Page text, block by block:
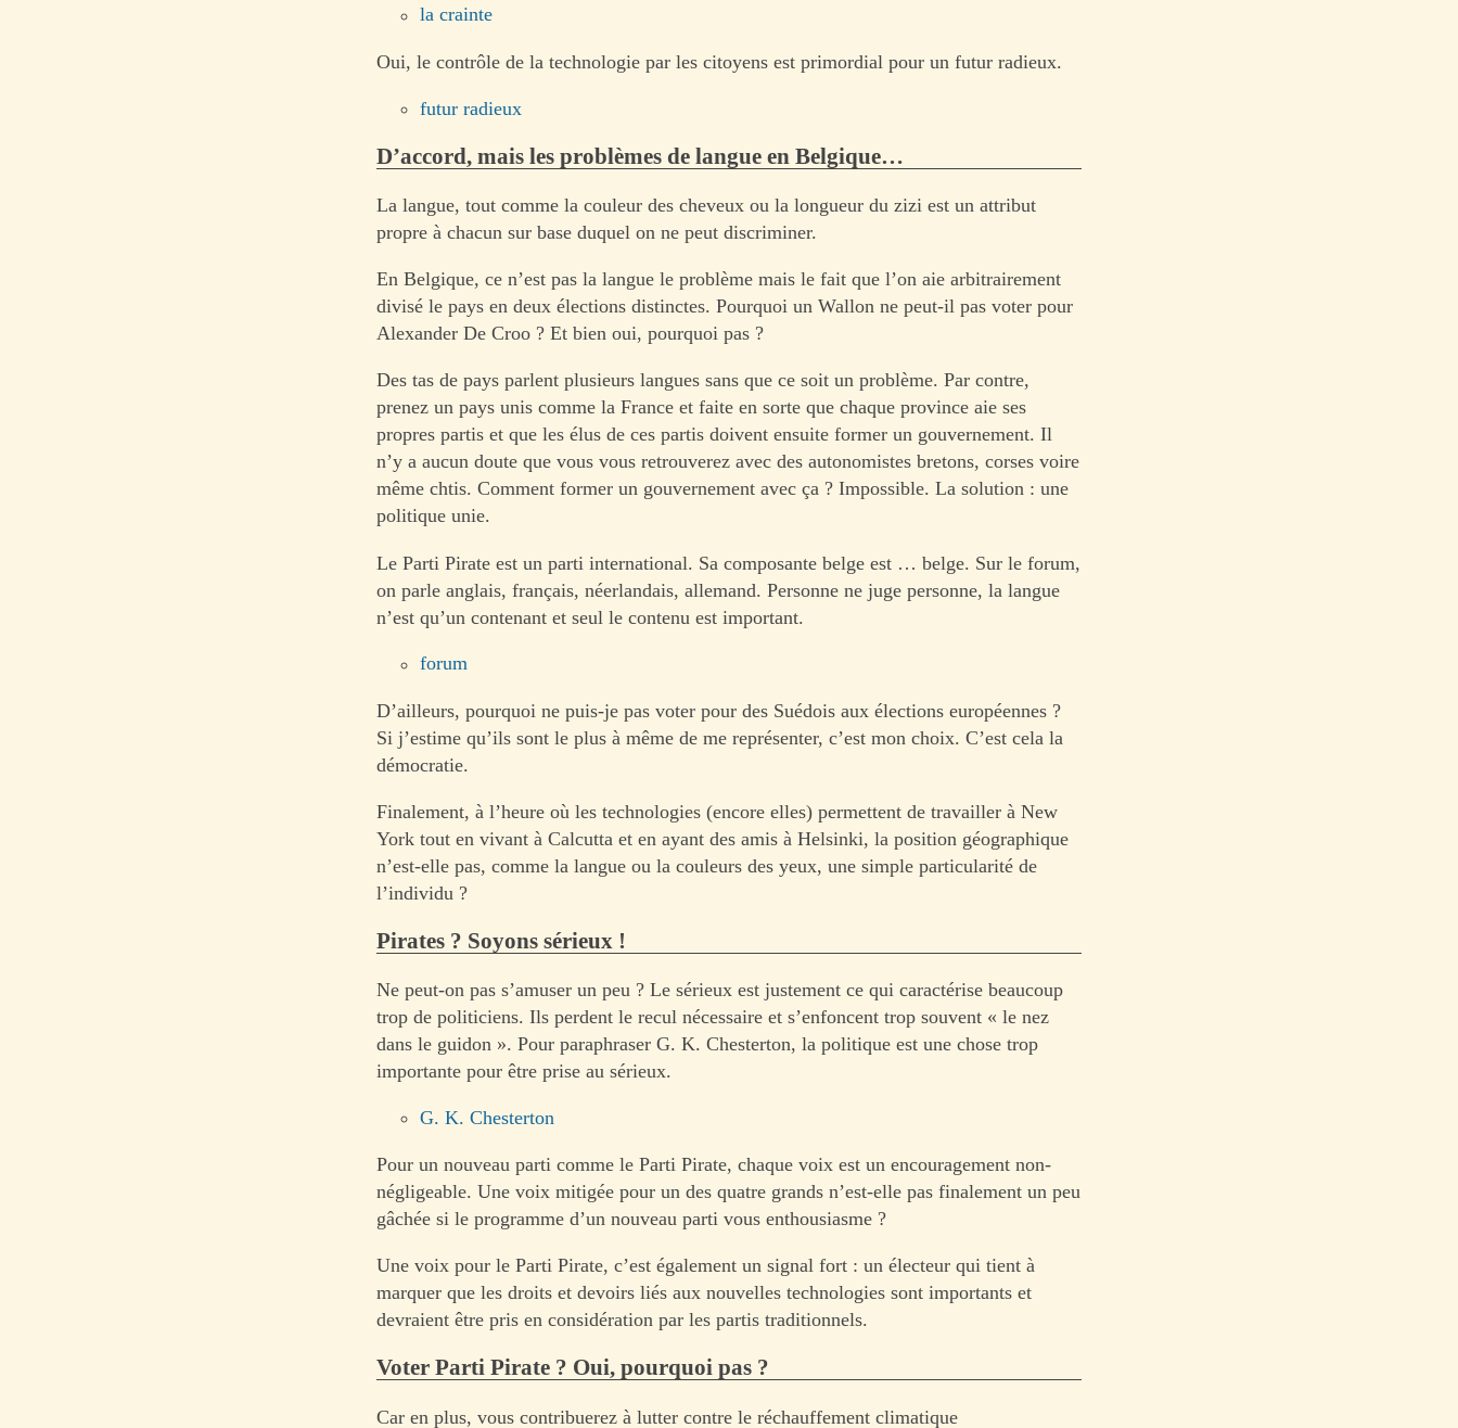
la crainte
Oui, le contrôle de la technologie par les citoyens est primordial pour un futur radieux.
futur radieux
D’accord, mais les problèmes de langue en Belgique…
La langue, tout comme la couleur des cheveux ou la longueur du zizi est un attribut
propre à chacun sur base duquel on ne peut discriminer.
En Belgique, ce n’est pas la langue le problème mais le fait que l’on aie arbitrairement
divisé le pays en deux élections distinctes. Pourquoi un Wallon ne peut-il pas voter pour
Alexander De Croo ? Et bien oui, pourquoi pas ?
Des tas de pays parlent plusieurs langues sans que ce soit un problème. Par contre,
prenez un pays unis comme la France et faite en sorte que chaque province aie ses
propres partis et que les élus de ces partis doivent ensuite former un gouvernement. Il
n’y a aucun doute que vous vous retrouverez avec des autonomistes bretons, corses voire
même chtis. Comment former un gouvernement avec ça ? Impossible. La solution : une
politique unie.
Le Parti Pirate est un parti international. Sa composante belge est … belge. Sur le forum,
on parle anglais, français, néerlandais, allemand. Personne ne juge personne, la langue
n’est qu’un contenant et seul le contenu est important.
forum
D’ailleurs, pourquoi ne puis-je pas voter pour des Suédois aux élections européennes ?
Si j’estime qu’ils sont le plus à même de me représenter, c’est mon choix. C’est cela la
démocratie.
Finalement, à l’heure où les technologies (encore elles) permettent de travailler à New
York tout en vivant à Calcutta et en ayant des amis à Helsinki, la position géographique
n’est-elle pas, comme la langue ou la couleurs des yeux, une simple particularité de
l’individu ?
Pirates ? Soyons sérieux !
Ne peut-on pas s’amuser un peu ? Le sérieux est justement ce qui caractérise beaucoup
trop de politiciens. Ils perdent le recul nécessaire et s’enfoncent trop souvent « le nez
dans le guidon ». Pour paraphraser G. K. Chesterton, la politique est une chose trop
importante pour être prise au sérieux.
G. K. Chesterton
Pour un nouveau parti comme le Parti Pirate, chaque voix est un encouragement non-
négligeable. Une voix mitigée pour un des quatre grands n’est-elle pas finalement un peu
gâchée si le programme d’un nouveau parti vous enthousiasme ?
Une voix pour le Parti Pirate, c’est également un signal fort : un électeur qui tient à
marquer que les droits et devoirs liés aux nouvelles technologies sont importants et
devraient être pris en considération par les partis traditionnels.
Voter Parti Pirate ? Oui, pourquoi pas ?
Car en plus, vous contribuerez à lutter contre le réchauffement climatique